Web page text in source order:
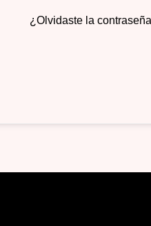
¿Olvidaste la